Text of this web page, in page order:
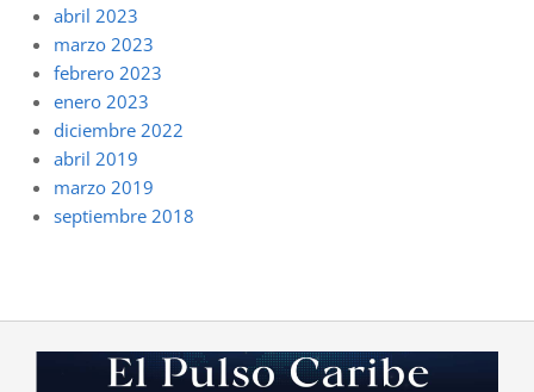
abril 2023
marzo 2023
febrero 2023
enero 2023
diciembre 2022
abril 2019
marzo 2019
septiembre 2018